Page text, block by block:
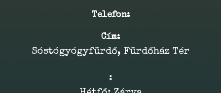
Telefon:
Cím:
Sóstógyógyfürdő, Fürdőház Tér
: